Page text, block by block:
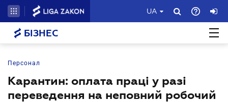
UA
БІЗНЕС
Персонал
Карантин: оплата праці у разі
переведення на неповний робочий